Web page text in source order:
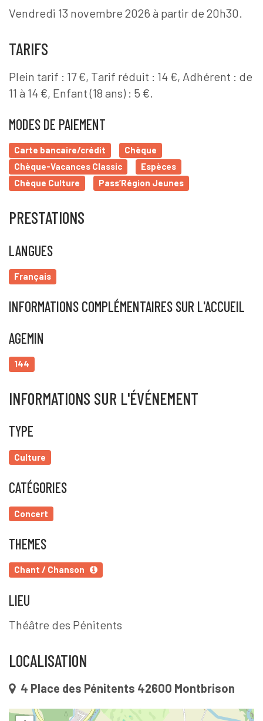
Vendredi 13 novembre 2026 à partir de 20h30.
TARIFS
Plein tarif : 17 €, Tarif réduit : 14 €, Adhérent : de
11 à 14 €, Enfant (18 ans) : 5 €.
MODES DE PAIEMENT
Carte bancaire/crédit
Chèque
Chèque-Vacances Classic
Espèces
Chèque Culture
Pass’Région Jeunes
PRESTATIONS
LANGUES
Français
INFORMATIONS COMPLÉMENTAIRES SUR L'ACCUEIL
AGEMIN
144
INFORMATIONS SUR L'ÉVÉNEMENT
TYPE
Culture
CATÉGORIES
Concert
THEMES
Chant / Chanson
LIEU
Théâtre des Pénitents
LOCALISATION
4 Place des Pénitents 42600 Montbrison